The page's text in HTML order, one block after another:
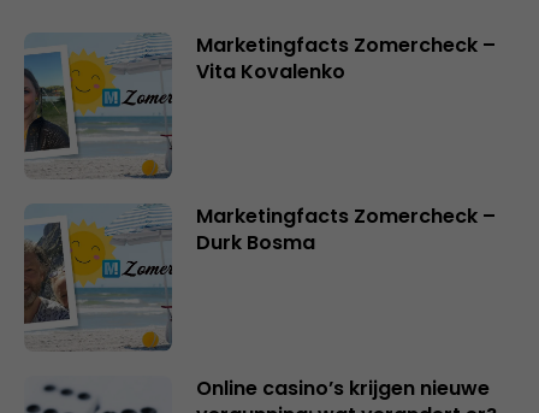
Marketingfacts Zomercheck –
Vita Kovalenko
Marketingfacts Zomercheck –
Durk Bosma
Online casino’s krijgen nieuwe